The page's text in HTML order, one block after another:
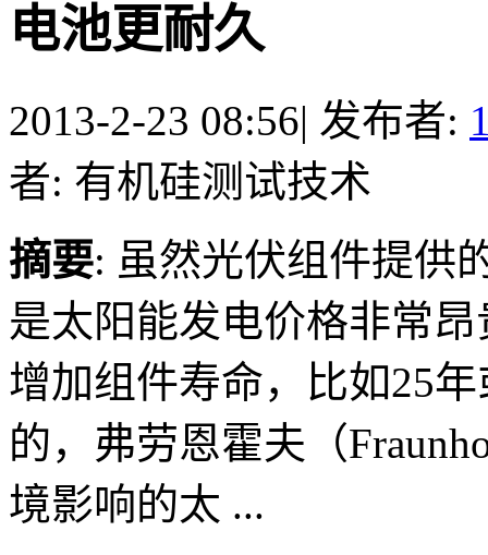
电池更耐久
2013-2-23 08:56| 发布者:
者: 有机硅测试技术
摘要: 虽然光伏组件提供
是太阳能发电价格非常
增加组件寿命，比如25
的，弗劳恩霍夫（
境影响的太 ...